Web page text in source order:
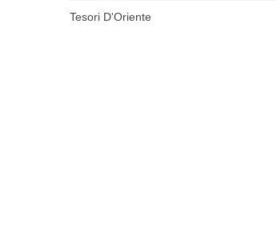
Tesori D'Oriente